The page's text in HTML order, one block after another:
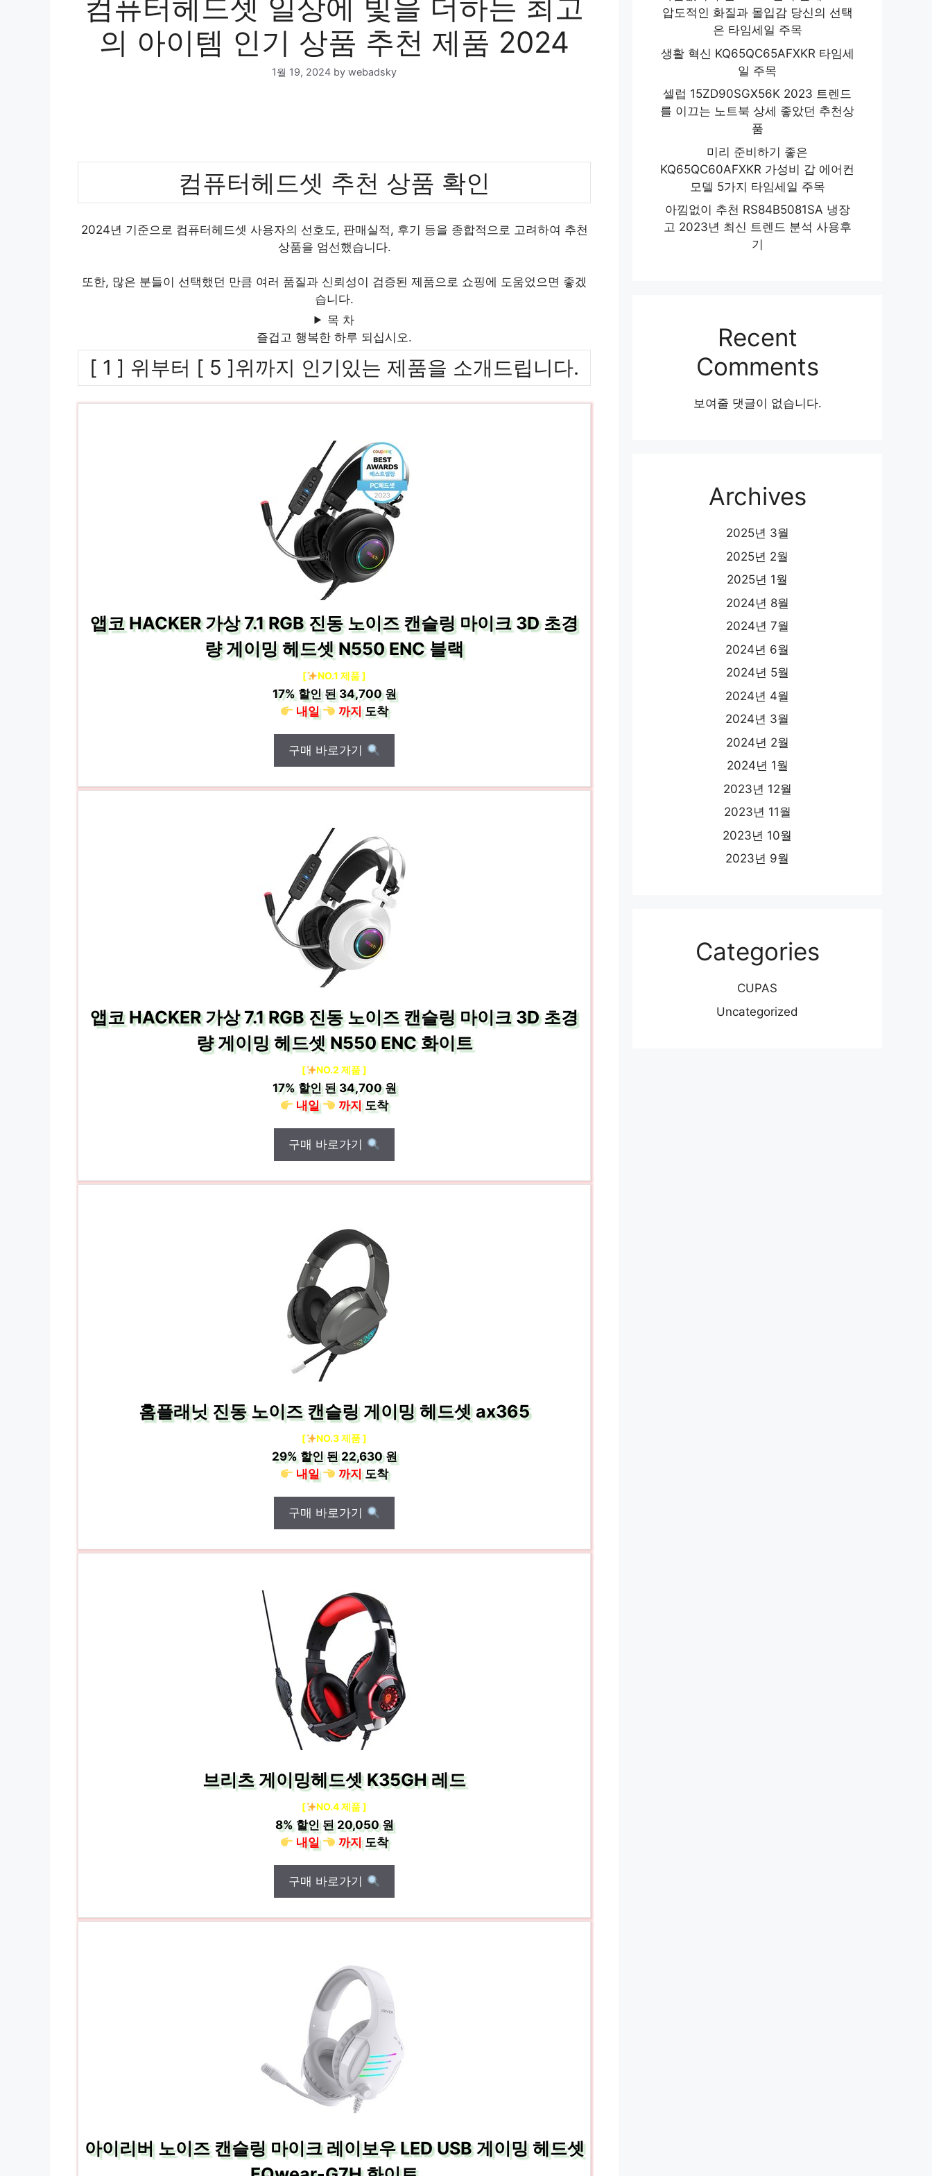
컴퓨터헤드셋 일상에 빛을 더하는 최고
의 아이템 인기 상품 추천 제품 2024
1월 19, 2024 by webadsky
컴퓨터헤드셋 추천 상품 확인
2024년 기준으로 컴퓨터헤드셋 사용자의 선호도, 판매실적, 후기 등을 종합적으로 고려하여 추천
상품을 엄선했습니다.
또한, 많은 분들이 선택했던 만큼 여러 품질과 신뢰성이 검증된 제품으로 쇼핑에 도움었으면 좋겠
습니다.
목 차
즐겁고 행복한 하루 되십시오.
[ 1 ] 위부터 [ 5 ]위까지 인기있는 제품을 소개드립니다.
앱코 HACKER 가상 7.1 RGB 진동 노이즈 캔슬링 마이크 3D 초경
량 게이밍 헤드셋 N550 ENC 블랙
[ NO.1 제품 ]
17%할인 된34,700 원
내일
까지도착
구매 바로가기
앱코 HACKER 가상 7.1 RGB 진동 노이즈 캔슬링 마이크 3D 초경
량 게이밍 헤드셋 N550 ENC 화이트
[ NO.2 제품 ]
17%할인 된34,700 원
내일
까지도착
구매 바로가기
홈플래닛 진동 노이즈 캔슬링 게이밍 헤드셋 ax365
[ NO.3 제품 ]
29%할인 된22,630 원
내일
까지도착
구매 바로가기
브리츠 게이밍헤드셋 K35GH 레드
[ NO.4 제품 ]
8%할인 된20,050 원
내일
까지도착
구매 바로가기
아이리버 노이즈 캔슬링 마이크 레이보우 LED USB 게이밍 헤드셋
압도적인 화질과 몰입감 당신의 선택
은 타임세일 주목
생활 혁신 KQ65QC65AFXKR 타임세
일 주목
셀럽 15ZD90SGX56K 2023 트렌드
를 이끄는 노트북 상세 좋았던 추천상
품
미리 준비하기 좋은
KQ65QC60AFXKR 가성비 갑 에어컨
모델 5가지 타임세일 주목
아낌없이 추천 RS84B5081SA 냉장
고 2023년 최신 트렌드 분석 사용후
기
Recent
Comments
보여줄 댓글이 없습니다.
Archives
2025년 3월
2025년 2월
2025년 1월
2024년 8월
2024년 7월
2024년 6월
2024년 5월
2024년 4월
2024년 3월
2024년 2월
2024년 1월
2023년 12월
2023년 11월
2023년 10월
2023년 9월
Categories
CUPAS
Uncategorized